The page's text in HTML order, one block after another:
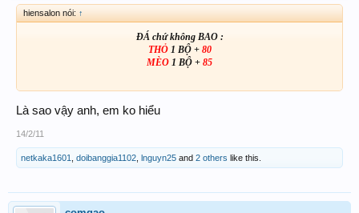
hiensalon nói: ↑
ĐÁ chứ không BAO :
THỎ1 BỘ + 80
MÈO 1 BỘ + 85
Là sao vậy anh, em ko hiểu
14/2/11
netkaka1601 doibanggia1102 lnguyn25 and 2 others like this.